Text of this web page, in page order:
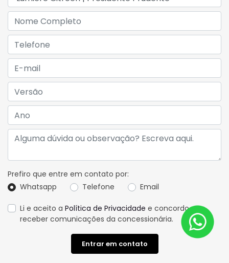
Prefiro que entre em contato por:
Whatsapp
Telefone Email
Li e aceito a Política de Privacidade e concordo em
receber comunicações da concessionária.
Entrar em contato